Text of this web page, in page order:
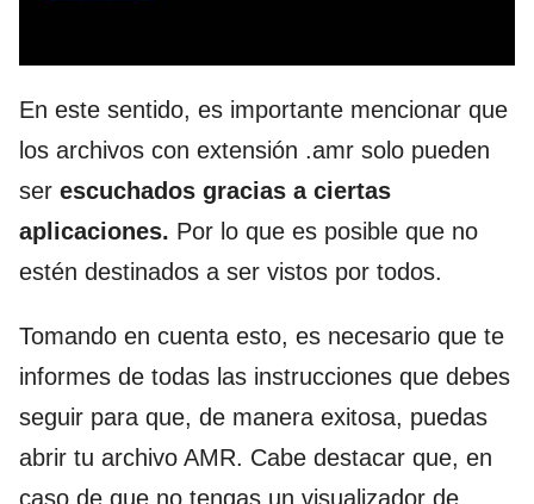
En este sentido, es importante mencionar que
los archivos con extensión .amr solo pueden
ser escuchados gracias a ciertas
aplicaciones. Por lo que es posible que no
estén destinados a ser vistos por todos.
Tomando en cuenta esto, es necesario que te
informes de todas las instrucciones que debes
seguir para que, de manera exitosa, puedas
abrir tu archivo AMR. Cabe destacar que, en
caso de que no tengas un visualizador de